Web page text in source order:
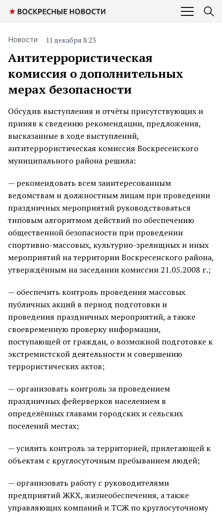
Антитеррористическая
комиссия о дополнительных
мерах безопасности
Новости 11 декабря 8:23
Обсудив выступления и отчёты присутствующих и
приняв к сведению рекомендации, предложения,
высказанные в ходе выступлений,
антитеррористическая комиссия Воскресенского
муниципального района решила:
— рекомендовать всем заинтересованным
ведомствам и должностным лицам при проведении
праздничных мероприятий руководствоваться
типовым алгоритмом действий по обеспечению
общественной безопасности при проведении
спортивно-массовых, культурно-зрелищных и иных
мероприятий на территории Воскресенского района,
утверждённым на заседании комиссии 21.05.2008 г.;
— обеспечить контроль проведения массовых
публичных акций в период подготовки и
проведения праздничных мероприятий, а также
своевременную проверку информации,
поступающей от граждан, о возможной подготовке к
экстремистской деятельности и совершению
террористических актов;
— организовать контроль за проведением
праздничных фейерверков населением в
определённых главами городских и сельских
поселений местах;
— усилить контроль за территорией, прилегающей к
объектам с круглосуточным пребыванием людей;
— организовать работу с руководителями
предприятий ЖКХ, жизнеобеспечения, а также
управляющих компаний и ТСЖ по круглосуточному